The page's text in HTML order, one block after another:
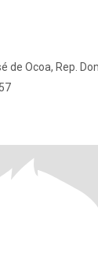
de Ocoa, Rep.